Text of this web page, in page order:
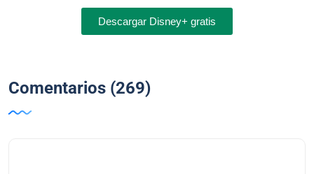
Descargar Disney+ gratis
Comentarios (269)